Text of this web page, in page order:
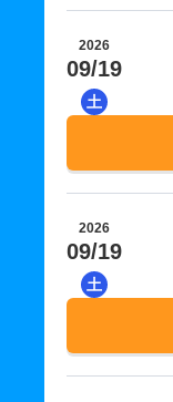
2026
09/19
土
2026
09/19
土